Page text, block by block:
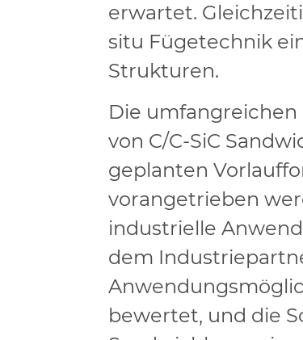
erwartet.
situ Fügetechnik
Strukturen.
Die umfangreichen
von C/C-SiC
geplanten
vorangetrieben
industrielle
dem
bewertet, und die